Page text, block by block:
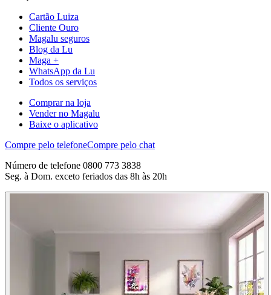
Cartão Luiza
Cliente Ouro
Magalu seguros
Blog da Lu
Maga +
WhatsApp da Lu
Todos os serviços
Comprar na loja
Vender no Magalu
Baixe o aplicativo
Compre pelo telefoneCompre pelo chat
Número de telefone 0800 773 3838
Seg. à Dom. exceto feriados das 8h às 20h